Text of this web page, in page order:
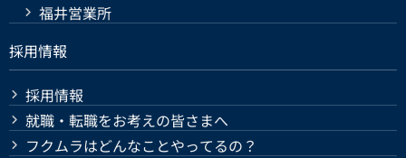
福井営業所
採用情報
採用情報
就職・転職をお考えの皆さまへ
フクムラはどんなことやってるの？